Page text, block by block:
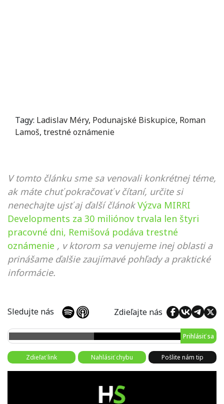
Tagy: Ladislav Méry, Podunajské Biskupice, Roman
Lamoš, trestné oznámenie
V tomto článku sme sa venovali konkrétnej téme,
ak máte chuť pokračovať v čítaní, určite si
nenechajte ujsť aj ďalší článok Výzva MIRRI
Developments za 30 miliónov trvala len štyri
pracovné dni, Remišová podáva trestné
oznámenie , v ktorom sa venujeme inej oblasti a
prinášame ďalšie zaujímavé pohľady a praktické
informácie.
Sledujte nás Zdieľajte nás
Prihlásiť sa
Zdieľať link Nahlásiť chybu Pošlite nám tip